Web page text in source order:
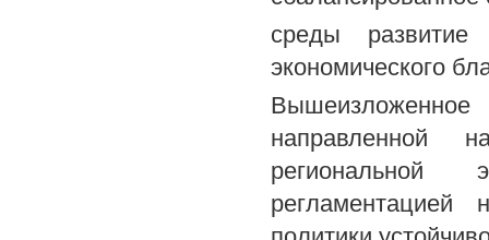
среды
экономического
Вышеизложенное
направленной
региональной